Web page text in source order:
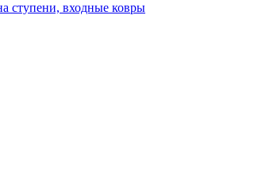
ступени, входные ковры